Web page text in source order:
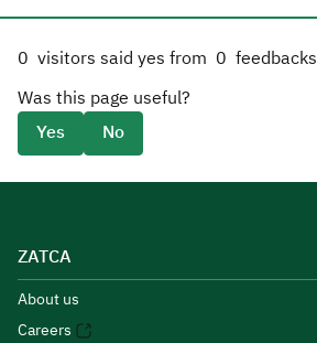
0 visitors said yes from 0 feedbacks
Was this page useful?
Yes
No
ZATCA
About us
Careers